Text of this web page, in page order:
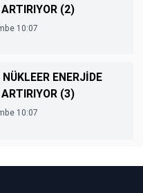
(2)
10:07
ENERJİDE
(3)
10:07